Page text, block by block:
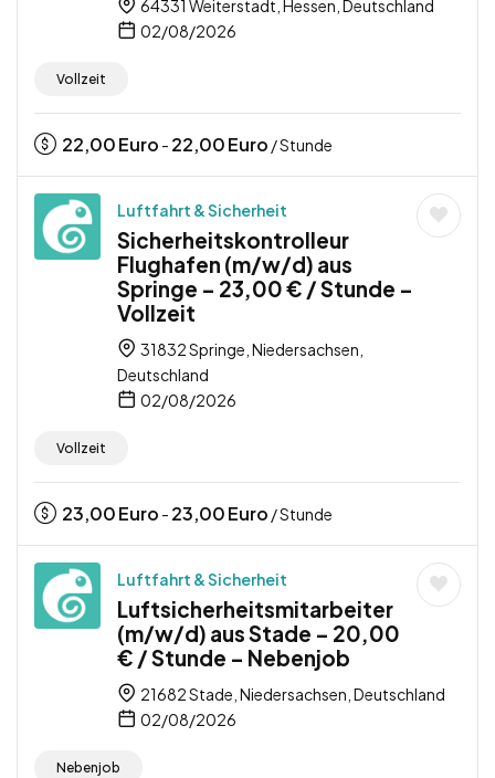
64331 Weiterstadt, Hessen, Deutschland
02/08/2026
Vollzeit
22,00Euro - 22,00Euro / Stunde
Luftfahrt & Sicherheit
Sicherheitskontrolleur
Flughafen (m/w/d) aus
Springe – 23,00 € / Stunde –
Vollzeit
31832 Springe, Niedersachsen,
Deutschland
02/08/2026
Vollzeit
23,00Euro - 23,00Euro / Stunde
Luftfahrt & Sicherheit
Luftsicherheitsmitarbeiter
(m/w/d) aus Stade – 20,00
€ / Stunde – Nebenjob
21682 Stade, Niedersachsen, Deutschland
02/08/2026
Nebenjob